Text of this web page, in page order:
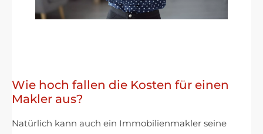
Wie hoch fallen die Kosten für einen
Makler aus?
Natürlich kann auch ein Immobilienmakler seine